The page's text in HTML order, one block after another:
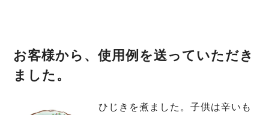
お客様から、使用例を送っていただき
ました。
ひじきを煮ました。子供は辛いも